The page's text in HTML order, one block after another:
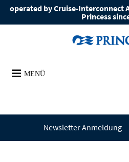
operated by Cruise-Interconnect
Princess
MENÜ
Newsletter Anmeldung